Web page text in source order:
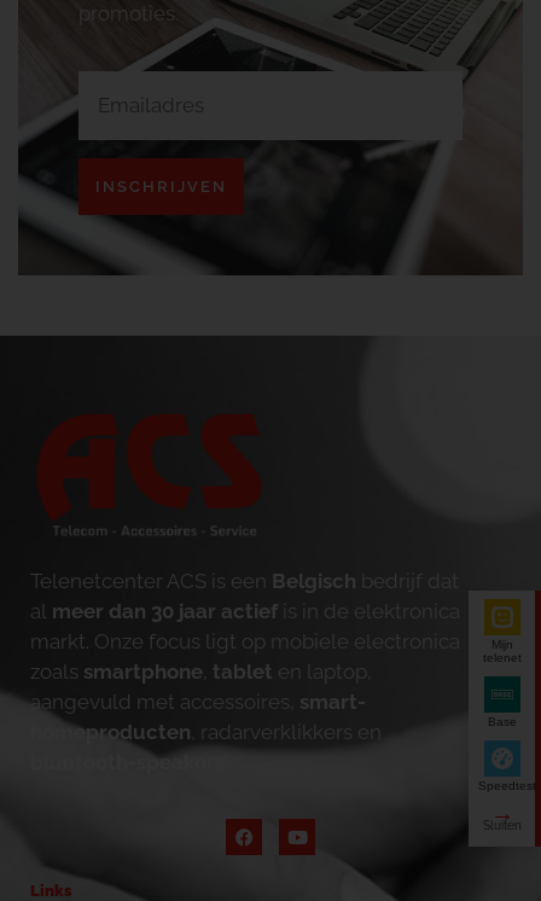
promoties.
INSCHRIJVEN
Telenetcenter ACS is een Belgisch bedrijf dat
al meer dan 30 jaar actief is in de elektronica
markt. Onze focus ligt op mobiele electronica
zoals smartphone tablet en laptop,
aangevuld met accessoires, smart-
homeproducten , radarverklikkers en
bluetooth-speakers
Links
Mijn
telenet
Base
Speedtest